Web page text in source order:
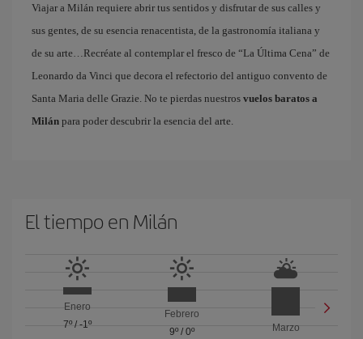
Viajar a Milán requiere abrir tus sentidos y disfrutar de sus calles y
sus gentes, de su esencia renacentista, de la gastronomía italiana y
de su arte…Recréate al contemplar el fresco de “La Última Cena” de
Leonardo da Vinci que decora el refectorio del antiguo convento de
Santa Maria delle Grazie. No te pierdas nuestros vuelos baratos a
Milán para poder descubrir la esencia del arte.
El tiempo en Milán
Enero
7º/ -1º
Febrero
9º/ 0º
Marzo